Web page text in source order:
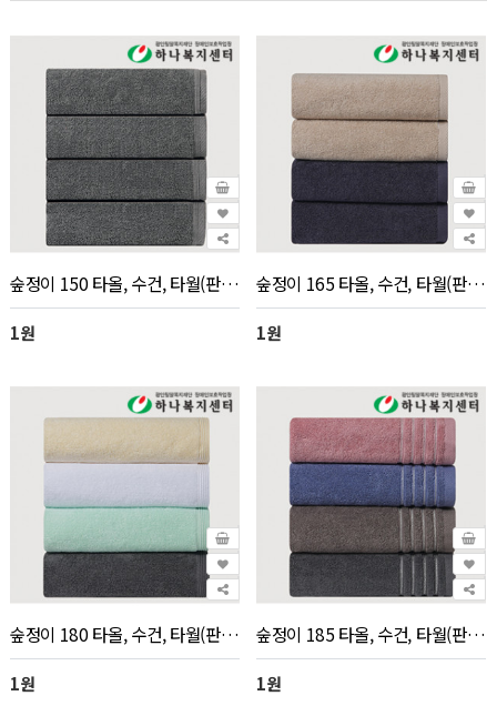
숲정이 150 타올, 수건, 타월(판촉물 인쇄)_전화문의
1원
숲정이 165 타올, 수건, 타월(판촉물 인쇄)_전화문의
1원
숲정이 180 타올, 수건, 타월(판촉물 인쇄)_전화문의
1원
숲정이 185 타올, 수건, 타월(판촉물 인쇄)_전화문의
1원